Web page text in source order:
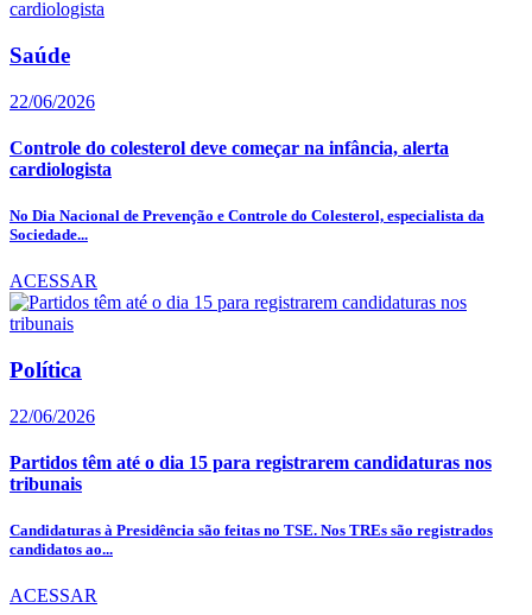
Saúde
22/06/2026
Controle do colesterol deve começar na infância, alerta
cardiologista
No Dia Nacional de Prevenção e Controle do Colesterol, especialista da
Sociedade...
ACESSAR
Política
22/06/2026
Partidos têm até o dia 15 para registrarem candidaturas nos
tribunais
Candidaturas à Presidência são feitas no TSE. Nos TREs são registrados
candidatos ao...
ACESSAR